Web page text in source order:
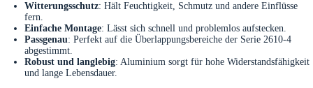
Witterungsschutz: Hält Feuchtigkeit, Schmutz und andere Einflüsse
fern.
Einfache Montage: Lässt sich schnell und problemlos aufstecken.
Passgenau: Perfekt auf die Überlappungsbereiche der Serie 2610-4
abgestimmt.
Robust und langlebig: Aluminium sorgt für hohe Widerstandsfähigkeit
und lange Lebensdauer.